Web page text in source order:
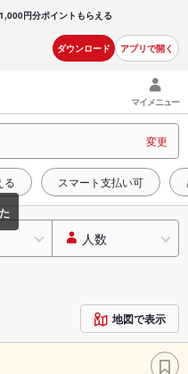
1,000円分ポイントもらえる
ダウンロード アプリで開く
マイメニュー
変更
る スマート支払い可
人数
地図で表示